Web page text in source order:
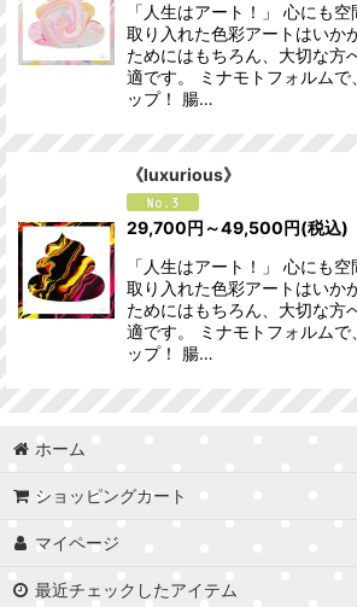
「人生はアート！」 心にも
取り入れた色彩アートはいか
ためにはもちろん、大切な方
適です。 ミナモトフォルムで
ップ！ 腸…
《luxurious》
29,700円 ～49,500円(税込)
「人生はアート！」 心にも
取り入れた色彩アートはいか
ためにはもちろん、大切な方
適です。 ミナモトフォルムで
ップ！ 腸…
ホーム
ショッピングカート
マイページ
最近チェックしたアイテム